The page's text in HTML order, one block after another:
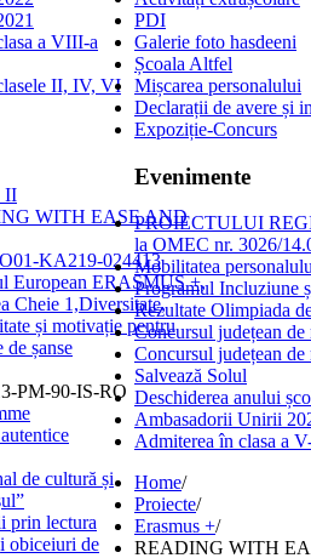
a VIII-a
II, IV, VI
II
WITH EASE AND
KA219-024413
European ERASMUS +,
Cheie 1,Diversitate,
și motivație pentru
de șanse
PM-90-IS-RO
de cultură și
prin lectura
obiceiuri de
PDI
Galerie foto hasdeeni
Școala Altfel
Mișcarea personalului
Declarații de avere și
Expoziție-Concurs
Evenimente
PROIECTULUI
la OMEC nr.
Mobilitatea
Programul Incluziune
Rezultate Olimpiada
Concursul județean
Concursul județean
Salvează Solul
Deschiderea anului
Ambasadorii Unirii
Admiterea în clasa a
Home/
Proiecte/
Erasmus +/
READING WITH